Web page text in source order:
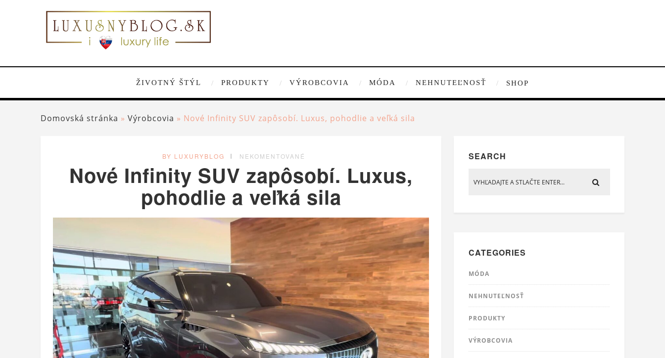
ŽIVOTNÝ ŠTÝL PRODUKTY VÝROBCOVIA MÓDA NEHNUTEĽNOSŤ SHOP
Domovská stránka » Výrobcovia » Nové Infinity SUV zapôsobí. Luxus, pohodlie a veľká sila
BY LUXURYBLOG NEKOMENTOVANÉ
Nové Infinity SUV zapôsobí. Luxus,
pohodlie a veľká sila
SEARCH
CATEGORIES
MÓDA
NEHNUTEĽNOSŤ
PRODUKTY
VÝROBCOVIA